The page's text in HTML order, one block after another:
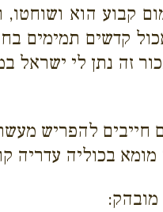
קבוע הוא ושוחטו,
קדשים
זה נתן לי
חייבים להפריש
מומא בכוליה
מובהק: